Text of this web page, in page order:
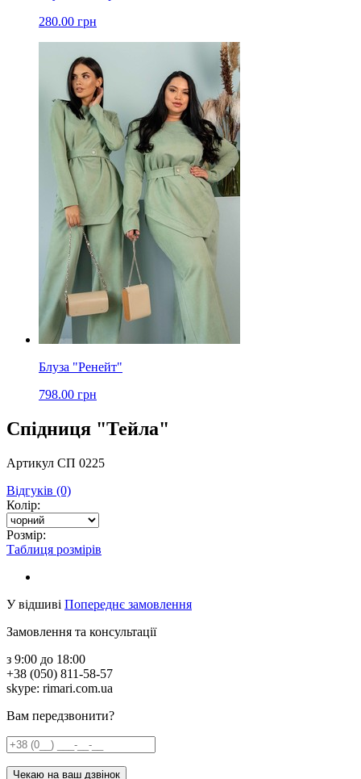
280.00 грн
Блуза "Ренейт"
798.00 грн
Спідниця "Тейла"
Артикул СП 0225
Відгуків (0)
Колір:
Розмір:
Таблиця розмірів
У відшиві Попереднє замовлення
Замовлення та консультації
з 9:00 до 18:00
+38 (050) 811-58-57
skype: rimari.com.ua
Вам передзвонити?